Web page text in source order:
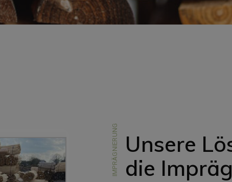
IMPRÄGNIERUNG Unsere
die